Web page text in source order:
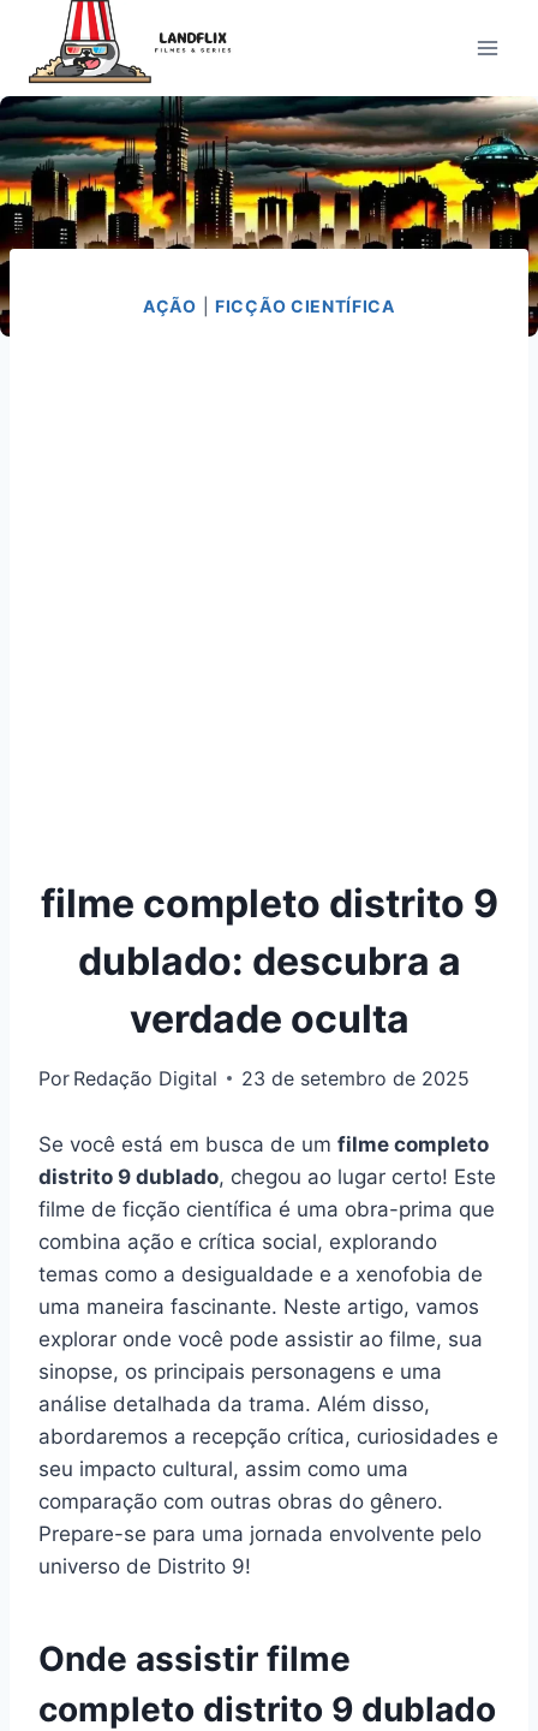
Conteúdo
AÇÃO FICÇÃO CIENTÍFICA
filme completo distrito 9
dublado: descubra a
verdade oculta
Por Redação Digital 23 de setembro de 2025
Se você está em busca de um filme completo
distrito 9 dublado, chegou ao lugar certo! Este
filme de ficção científica é uma obra-prima que
combina ação e crítica social, explorando
temas como a desigualdade e a xenofobia de
uma maneira fascinante. Neste artigo, vamos
explorar onde você pode assistir ao filme, sua
sinopse, os principais personagens e uma
análise detalhada da trama. Além disso,
abordaremos a recepção crítica, curiosidades e
seu impacto cultural, assim como uma
comparação com outras obras do gênero.
Prepare-se para uma jornada envolvente pelo
universo de Distrito 9!
Onde assistir filme
completo distrito 9 dublado